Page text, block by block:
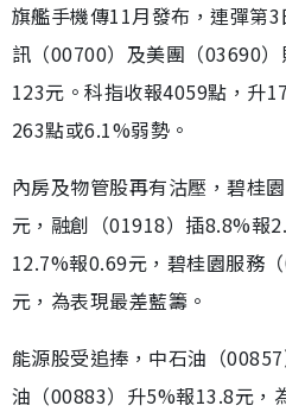
旗艦手機傳11月發布，連彈第
訊（00700）及美團（03690
123元。科指收報4059點，升
263點或6.1%弱勢。
內房及物管股再有沽壓，碧桂
元，融創（01918）插8.8%報
12.7%報0.69元，碧桂園服務
元，為表現最差藍籌。
能源股受追捧，中石油（
油（00883）升5%報13.8元，